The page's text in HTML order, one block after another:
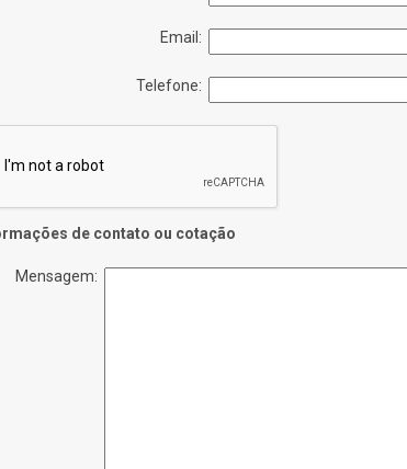
Email:
Telefone:
de contato ou cotação
Mensagem: